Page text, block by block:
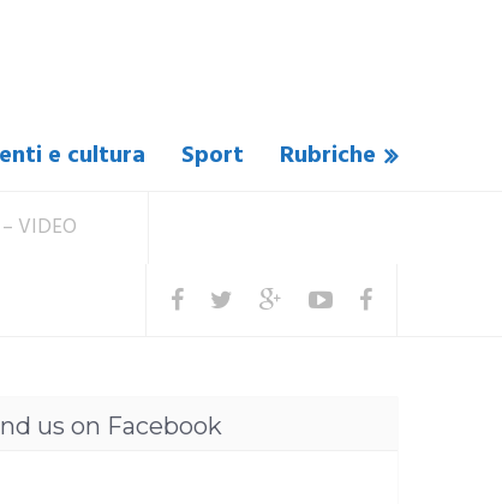
e cultura Sport Rubriche
VIDEO
us on Facebook